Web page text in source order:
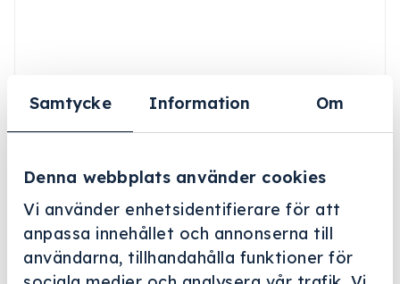
Samtycke Information Om
Denna webbplats använder cookies
Vi använder enhetsidentifierare för att
anpassa innehållet och annonserna till
användarna, tillhandahålla funktioner för